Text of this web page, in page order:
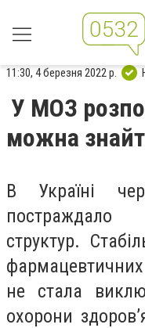
11:30, 4 березня 2022 р.
У МОЗ
можна
В Україні
постраждало
структур.
не стала
охорони